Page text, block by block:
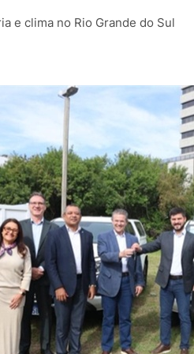
e clima no Rio Grande do Sul